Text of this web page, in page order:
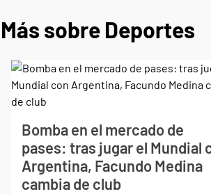
Más sobre Deportes
Bomba en el mercado de
pases: tras jugar el Mundial
Argentina, Facundo Medina
cambia de club